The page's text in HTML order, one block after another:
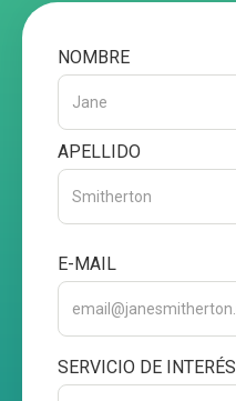
NOMBRE
APELLIDO
E-MAIL
SERVICIO DE INTERÉS